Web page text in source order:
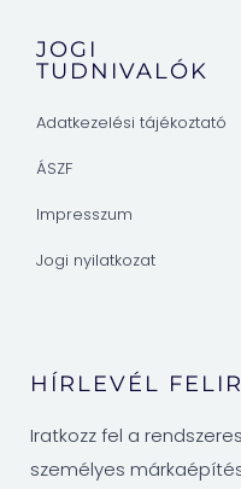
JOGI
TUDNIVALÓK
Adatkezelési tájékoztató
ÁSZF
Impresszum
Jogi nyilatkozat
HÍRLEVÉL
Iratkozz fel a
személyes